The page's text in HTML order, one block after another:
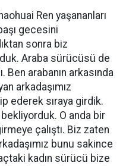
Ren yaşananları
gecesini
sonra biz
Araba sürücüsü de
Ben arabanın arkasında
arkadaşımız
ederek sıraya girdik.
O anda bir
çalıştı. Biz zaten
bunu sakince
kadın sürücü bize